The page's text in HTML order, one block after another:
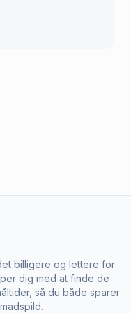
billigere og lettere for
dig med at finde de
så du både sparer